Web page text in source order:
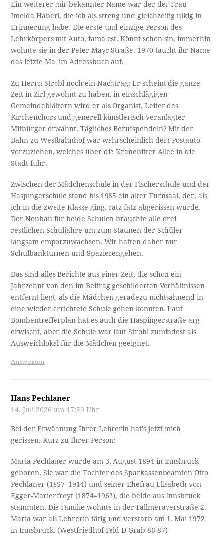
Ein weiterer mir bekannter Name war der der Frau
Imelda Haberl, die ich als streng und gleichzeitig ulkig in
Erinnerung habe. Die erste und einzige Person des
Lehrkörpers mit Auto, fama est. Könnt schon sin, immerhin
wohnte sie in der Peter Mayr Straße. 1970 taucht ihr Name
das letzte Mal im Adressbuch auf.
Zu Herrn Strobl noch ein Nachtrag: Er scheint die ganze
Zeit in Zirl gewohnt zu haben, in einschlägigen
Gemeindeblättern wird er als Organist, Leiter des
Kirchenchors und generell künstlerisch veranlagter
Mitbürger erwähnt. Tägliches Berufspendeln? Mit der
Bahn zu Westbahnhof war wahrscheinlich dem Postauto
vorzuziehen, welches über die Kranebitter Allee in die
Stadt fuhr.
Zwischen der Mädchenschule in der Fischerschule und der
Haspingerschule stand bis 1955 ein alter Turnsaal, der, als
ich in die zweite Klasse ging, ratz-fatz abgerissen wurde.
Der Neubau für beide Schulen brauchte alle drei
restlichen Schuljahre um zum Staunen der Schüler
langsam emporzuwachsen. Wir hatten daher nur
Schulbankturnen und Spazierengehen.
Das sind alles Berichte aus einer Zeit, die schon ein
Jahrzehnt von den im Beitrag geschilderten Verhältnissen
entfernt liegt, als die Mädchen geradezu nichtsahnend in
eine wieder errichtete Schule gehen konnten. Laut
Bombentrefferplan hat es auch die Haspingerstraße arg
erwischt, aber die Schule war laut Strobl zumindest als
Ausweichlokal für die Mädchen geeignet.
Antworten
Hans Pechlaner
14. Juli 2026 um 17:59 Uhr
Bei der Erwähnung Ihrer Lehrerin hat’s jetzt mich
gerissen. Kurz zu Ihrer Person:
Maria Pechlaner wurde am 3. August 1894 in Innsbruck
geboren. Sie war die Tochter des Sparkassenbeamten Otto
Pechlaner (1857–1914) und seiner Ehefrau Elisabeth von
Egger-Marienfreyt (1874–1962), die beide aus Innsbruck
stammten. Die Familie wohnte in der Fallmerayerstraße 2.
Maria war als Lehrerin tätig und verstarb am 1. Mai 1972
in Innsbruck. (Westfriedhof Feld D Grab 86-87)